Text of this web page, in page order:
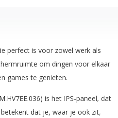
perfect is voor zowel werk als
om dingen voor elkaar
games te genieten.
is het IPS-paneel, dat
dat je, waar je ook zit,